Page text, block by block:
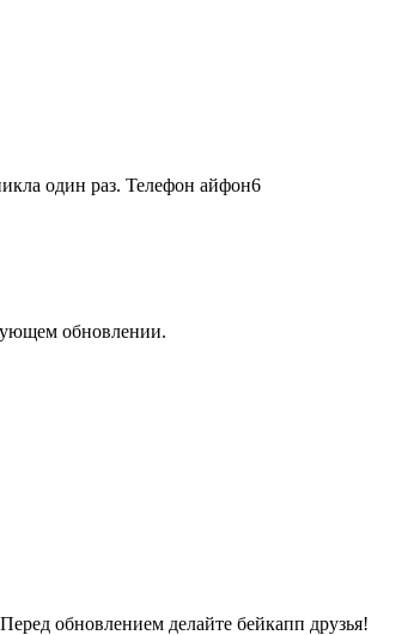
один раз. Телефон айфон6
обновлении.
обновлением делайте бейкапп друзья!